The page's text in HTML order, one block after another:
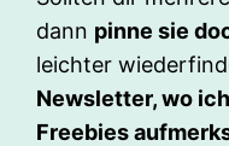
dann pinne sie
leichter
Newsletter, wo
Freebies